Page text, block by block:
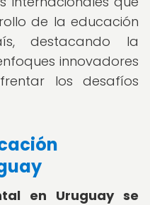
de la educación
destacando la
innovadores
los desafíos
en Uruguay se